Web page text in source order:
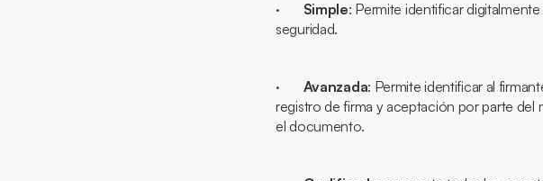
· Simple: Permite identificar
seguridad.
· Avanzada: Permite identificar al
registro de firma y aceptación por parte
el documento.